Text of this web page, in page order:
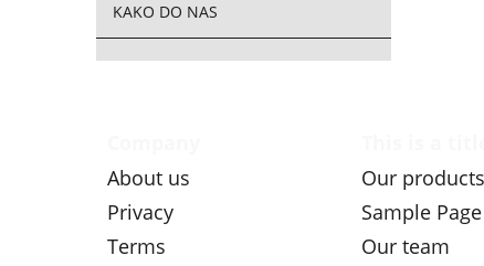
KAKO DO NAS
About us
Privacy
Terms
Our products
Sample Page
Our team